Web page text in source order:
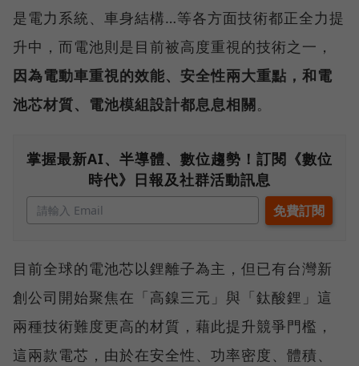
是電力系統、車身結構…等各方面技術都正全力提
升中，而電池則是目前被高度重視的技術之一，
因為電動車重視的效能、安全性兩大重點，和電
池芯材質、電池模組設計都息息相關 。
掌握最新AI、半導體、數位趨勢！訂閱《數位
時代》日報及社群活動訊息
目前全球的電池芯以鋰離子為主，但已有台灣新
創公司開始聚焦在「高鎳三元」與「鈦酸鋰」這
兩種技術難度更高的材質，藉此提升競爭門檻，
這兩款電芯，由於在安全性、功率密度、體積、